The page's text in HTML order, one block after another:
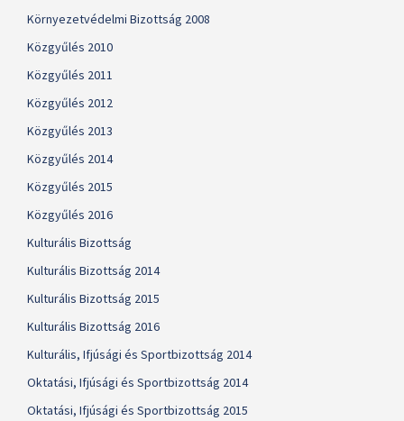
Környezetvédelmi Bizottság 2008
Közgyűlés 2010
Közgyűlés 2011
Közgyűlés 2012
Közgyűlés 2013
Közgyűlés 2014
Közgyűlés 2015
Közgyűlés 2016
Kulturális Bizottság
Kulturális Bizottság 2014
Kulturális Bizottság 2015
Kulturális Bizottság 2016
Kulturális, Ifjúsági és Sportbizottság 2014
Oktatási, Ifjúsági és Sportbizottság 2014
Oktatási, Ifjúsági és Sportbizottság 2015